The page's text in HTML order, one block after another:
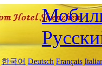
한국어 Deutsch Français